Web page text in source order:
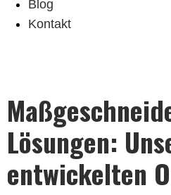
Blog
Kontakt
Lösungen:
entwickelten